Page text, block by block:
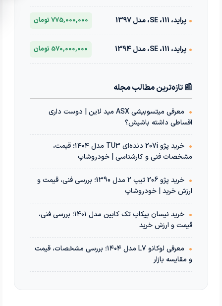
• پراید، 111، SE، مدل 1397 775,000,000 تومان
• پراید، 111، SE، مدل 1394 570,000,000 تومان
📰 تازه‌ترین مطالب مجله
•
معرفی میتسوبیشی ASX مید لاین | دوست داری
اقساطی داشته باشیش؟
•
خرید پژو 207i دنده‌ای TU3 مدل ۱۴۰۴؛ قیمت،
مشخصات فنی و کارشناسی | خودروشاپ
•
خرید پژو 206 تیپ 2 مدل 1390؛ بررسی فنی، قیمت و
ارزش خرید | خودروشاپ
•
خرید نیسان پیکاپ تک کابین مدل ۱۴۰۱؛ بررسی فنی،
قیمت و ارزش خرید
•
معرفی لوکانو L7 مدل ۱۴۰۴؛ بررسی مشخصات، قیمت
و مقایسه بازار